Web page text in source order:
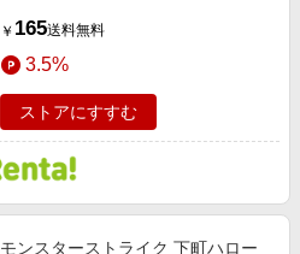
￥ 165送料無料
3.5%
ストアにすすむ
モンスターストライク 下町ハロー